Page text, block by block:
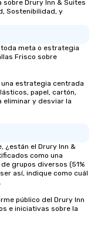
Drury Inn & Suites
Sostenibilidad, y
meta o estrategia
Frisco sobre
una estrategia centrada
papel, cartón,
eliminar y desviar la
¿están el Drury Inn &
como una
grupos diversos (51%
así, indique como cuál
público del Drury Inn
e iniciativas sobre la